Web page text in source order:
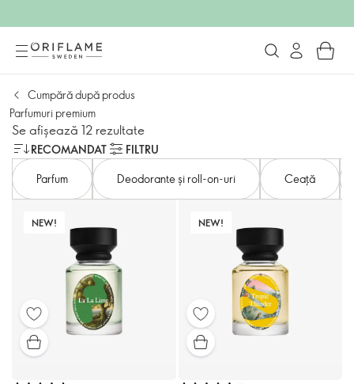
Cumpără după produs
Parfumuri premium
Se afișează 12 rezultate
RECOMANDAT
FILTRU
Parfum
Deodorante și roll-on-uri Ceață
NEW! NEW!